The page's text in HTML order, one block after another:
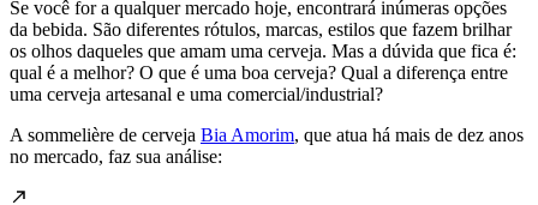
Se você for a qualquer mercado hoje, encontrará inúmeras opções
da bebida. São diferentes rótulos, marcas, estilos que fazem brilhar
os olhos daqueles que amam uma cerveja. Mas a dúvida que fica é:
qual é a melhor? O que é uma boa cerveja? Qual a diferença entre
uma cerveja artesanal e uma comercial/industrial?
A sommelière de cerveja Bia Amorim, que atua há mais de dez anos
no mercado, faz sua análise: